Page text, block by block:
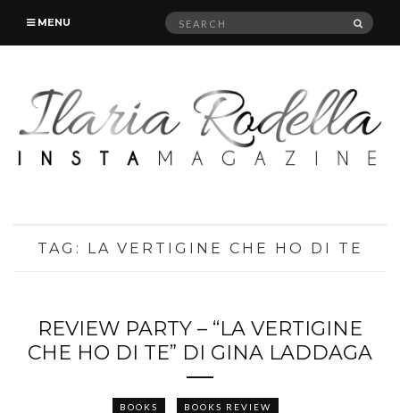
MENU
Search
TAG: LA VERTIGINE CHE HO DI TE
REVIEW PARTY – “LA VERTIGINE
CHE HO DI TE” DI GINA LADDAGA
BOOKS
BOOKS REVIEW